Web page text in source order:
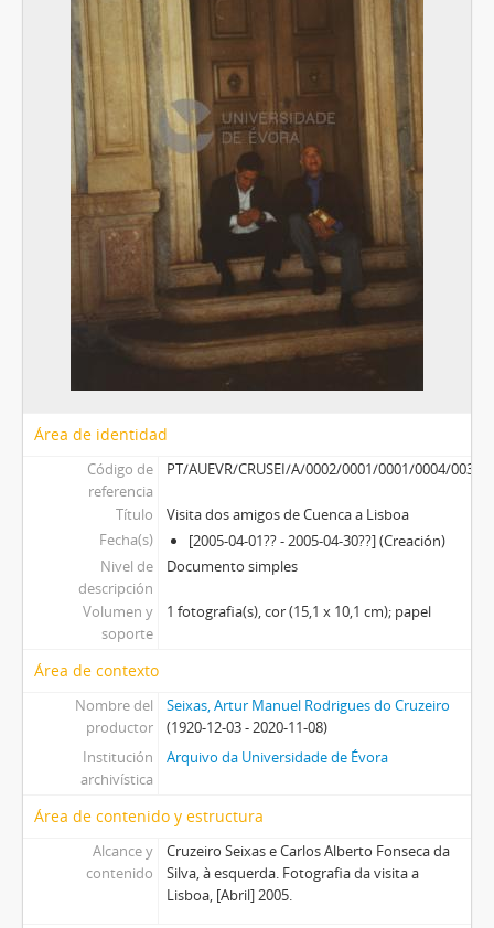
Área de identidad
Código de
referencia
PT/AUEVR/CRUSEI/A/0002/0001/0001/0004/0030
Título
Visita dos amigos de Cuenca a Lisboa
Fecha(s)
[2005-04-01?? - 2005-04-30??] (Creación)
Nivel de
descripción
Documento simples
Volumen y
soporte
1 fotografia(s), cor (15,1 x 10,1 cm); papel
Área de contexto
Nombre del
productor
Seixas, Artur Manuel Rodrigues do Cruzeiro
(1920-12-03 - 2020-11-08)
Institución
archivística
Arquivo da Universidade de Évora
Área de contenido y estructura
Alcance y
contenido
Cruzeiro Seixas e Carlos Alberto Fonseca da
Silva, à esquerda. Fotografia da visita a
Lisboa, [Abril] 2005.